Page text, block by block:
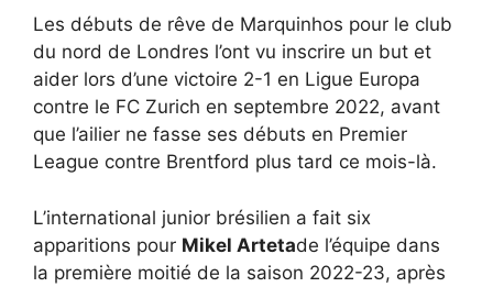
Les débuts de rêve de Marquinhos pour le club
du nord de Londres l’ont vu inscrire un but et
aider lors d’une victoire 2-1 en Ligue Europa
contre le FC Zurich en septembre 2022, avant
que l’ailier ne fasse ses débuts en Premier
League contre Brentford plus tard ce mois-là.
L’international junior brésilien a fait six
apparitions pour Mikel Artetade l’équipe dans
la première moitié de la saison 2022-23, après